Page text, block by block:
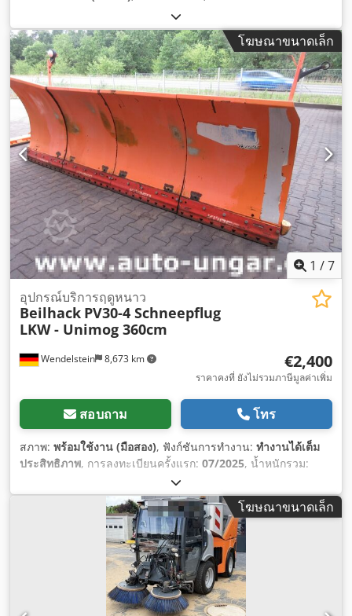
โฆษณาขนาดเล็ก
1 /7
Wendelstein 8,673 km
อุปกรณ์บริการฤดูหนาว
Beilhack PV30-4 Schneepflug
LKW - Unimog 360cm
€2,400
ราคาคงที่ ยังไม่รวมภาษีมูลค่าเพิ่ม
สอบถาม โทร
สภาพ: พร้อมใช้งาน (มือสอง), ฟังก์ชันการทำงาน: ทำงานได้เต็ม
ประสิทธิภาพ, การลงทะเบียนครั้งแรก: 07/2025, น้ำหนักรวม:
, น้ำหนักใช้งาน:
โฆษณาขนาดเล็ก